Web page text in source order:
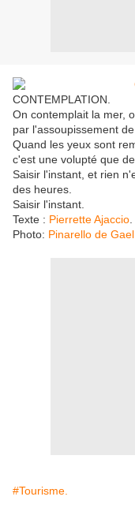
CONTEMPLATION.
On contemplait la mer,
par l'assoupissement de
Quand les yeux sont
c'est une volupté que
Saisir l'instant, et rien
des heures.
Saisir l'instant.
Texte : Pierrette Ajaccio
Photo: Pinarello de
#Tourisme.